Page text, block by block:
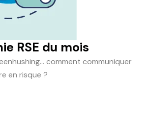
RSE du mois
comment communiquer
en risque ?